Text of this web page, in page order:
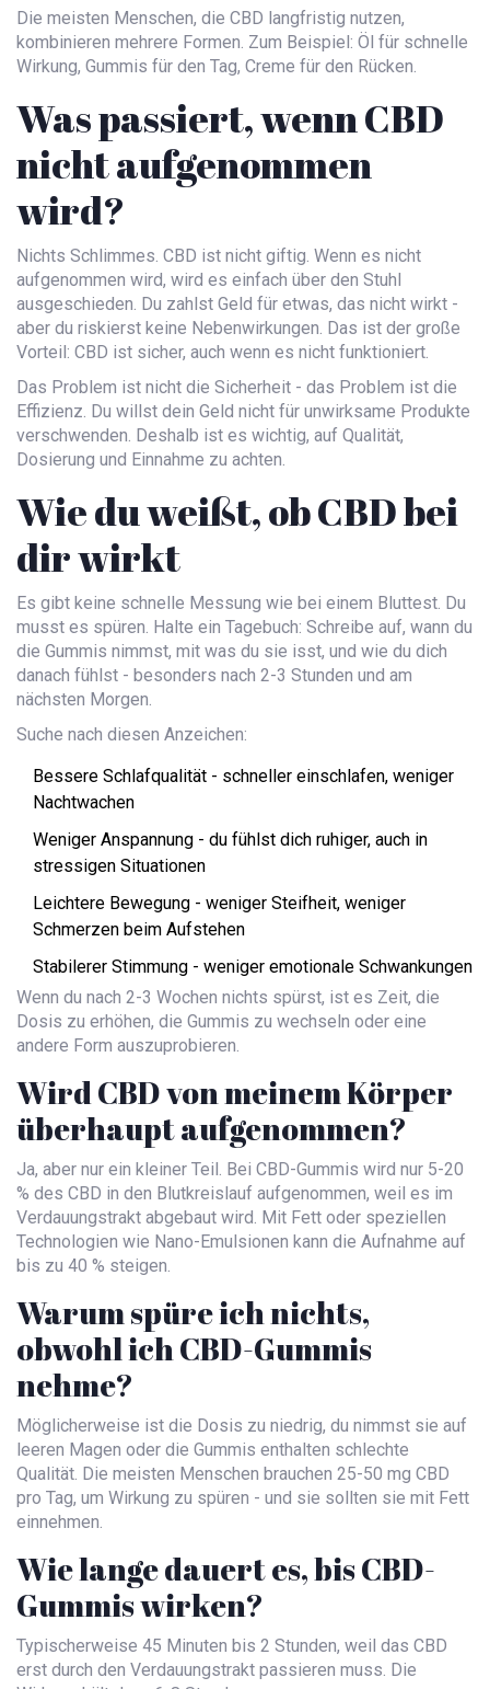
Die meisten Menschen, die CBD langfristig nutzen,
kombinieren mehrere Formen. Zum Beispiel: Öl für schnelle
Wirkung, Gummis für den Tag, Creme für den Rücken.
Was passiert, wenn CBD
nicht aufgenommen
wird?
Nichts Schlimmes. CBD ist nicht giftig. Wenn es nicht
aufgenommen wird, wird es einfach über den Stuhl
ausgeschieden. Du zahlst Geld für etwas, das nicht wirkt -
aber du riskierst keine Nebenwirkungen. Das ist der große
Vorteil: CBD ist sicher, auch wenn es nicht funktioniert.
Das Problem ist nicht die Sicherheit - das Problem ist die
Effizienz. Du willst dein Geld nicht für unwirksame Produkte
verschwenden. Deshalb ist es wichtig, auf Qualität,
Dosierung und Einnahme zu achten.
Wie du weißt, ob CBD bei
dir wirkt
Es gibt keine schnelle Messung wie bei einem Bluttest. Du
musst es spüren. Halte ein Tagebuch: Schreibe auf, wann du
die Gummis nimmst, mit was du sie isst, und wie du dich
danach fühlst - besonders nach 2-3 Stunden und am
nächsten Morgen.
Suche nach diesen Anzeichen:
Bessere Schlafqualität - schneller einschlafen, weniger
Nachtwachen
Weniger Anspannung - du fühlst dich ruhiger, auch in
stressigen Situationen
Leichtere Bewegung - weniger Steifheit, weniger
Schmerzen beim Aufstehen
Stabilerer Stimmung - weniger emotionale Schwankungen
Wenn du nach 2-3 Wochen nichts spürst, ist es Zeit, die
Dosis zu erhöhen, die Gummis zu wechseln oder eine
andere Form auszuprobieren.
Wird CBD von meinem Körper
überhaupt aufgenommen?
Ja, aber nur ein kleiner Teil. Bei CBD-Gummis wird nur 5-20
% des CBD in den Blutkreislauf aufgenommen, weil es im
Verdauungstrakt abgebaut wird. Mit Fett oder speziellen
Technologien wie Nano-Emulsionen kann die Aufnahme auf
bis zu 40 % steigen.
Warum spüre ich nichts,
obwohl ich CBD-Gummis
nehme?
Möglicherweise ist die Dosis zu niedrig, du nimmst sie auf
leeren Magen oder die Gummis enthalten schlechte
Qualität. Die meisten Menschen brauchen 25-50 mg CBD
pro Tag, um Wirkung zu spüren - und sie sollten sie mit Fett
einnehmen.
Wie lange dauert es, bis CBD-
Gummis wirken?
Typischerweise 45 Minuten bis 2 Stunden, weil das CBD
erst durch den Verdauungstrakt passieren muss. Die